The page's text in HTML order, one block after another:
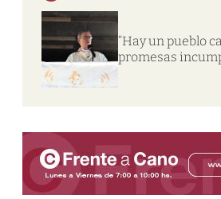
“Hay un pueblo
promesas